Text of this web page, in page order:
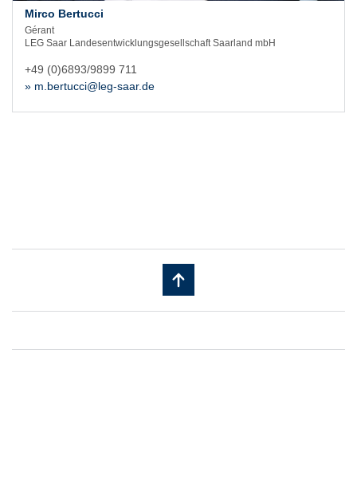
Mirco Bertucci
Gérant
LEG Saar Landesentwicklungsgesellschaft Saarland mbH
+49 (0)6893/9899 711
» m.bertucci@leg-saar.de